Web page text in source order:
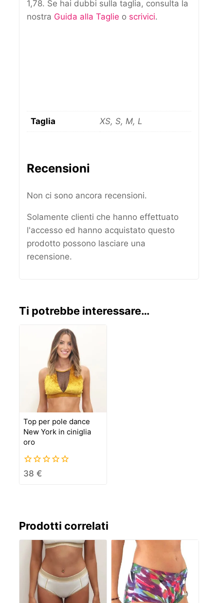
1,78. Se hai dubbi sulla taglia, consulta la
nostra Guida alla Taglie o scrivici.
Taglia XS, S, M, L
Recensioni
Non ci sono ancora recensioni.
Solamente clienti che hanno effettuato
l'accesso ed hanno acquistato questo
prodotto possono lasciare una
recensione.
Ti potrebbe interessare…
Top per pole dance
New York in ciniglia
oro
0
38 €
Prodotti correlati